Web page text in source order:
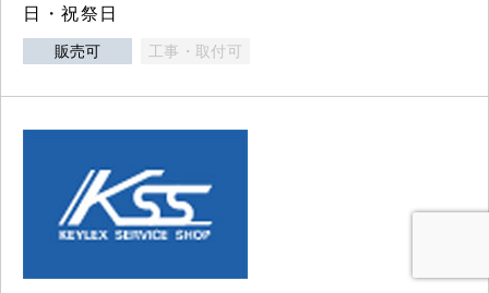
日・祝祭日
販売可 工事・取付可